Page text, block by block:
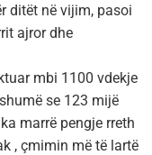
ditët në vijim, pasoi
ajror dhe
mbi 1100 vdekje
se 123 mijë
marrë pengje rreth
, çmimin më të lartë